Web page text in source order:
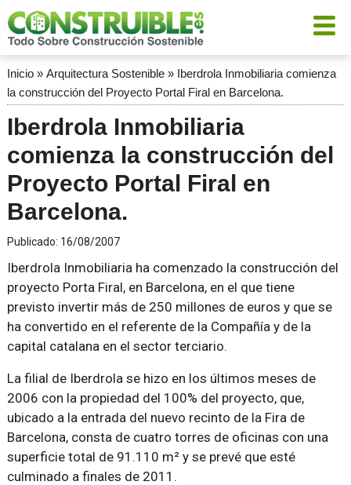
Inicio» Arquitectura Sostenible» Iberdrola Inmobiliaria comienza
la construcción del Proyecto Portal Firal en Barcelona.
Iberdrola Inmobiliaria
comienza la construcción del
Proyecto Portal Firal en
Barcelona.
Publicado: 16/08/2007
Iberdrola Inmobiliaria ha comenzado la construcción del
proyecto Porta Firal, en Barcelona, en el que tiene
previsto invertir más de 250 millones de euros y que se
ha convertido en el referente de la Compañía y de la
capital catalana en el sector terciario.
La filial de Iberdrola se hizo en los últimos meses de
2006 con la propiedad del 100% del proyecto, que,
ubicado a la entrada del nuevo recinto de la Fira de
Barcelona, consta de cuatro torres de oficinas con una
superficie total de 91.110 m² y se prevé que esté
culminado a finales de 2011.